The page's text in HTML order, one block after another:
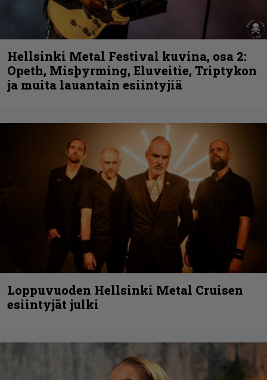
Hellsinki Metal Festival kuvina, osa 2:
Opeth, Misþyrming, Eluveitie, Triptykon
ja muita lauantain esiintyjiä
Loppuvuoden Hellsinki Metal Cruisen
esiintyjät julki